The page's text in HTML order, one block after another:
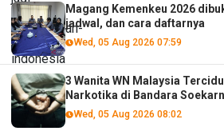
Magang Kemenkeu 2026
jadwal, dan cara daftarnya
Wed, 05 Aug 2026 07:59
3 Wanita WN Malaysia
Narkotika di Bandara
Wed, 05 Aug 2026 08:02